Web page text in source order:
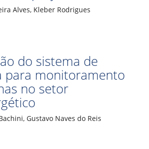
Alves, Kleber Rodrigues
do sistema de
para monitoramento
no setor
Gustavo Naves do Reis